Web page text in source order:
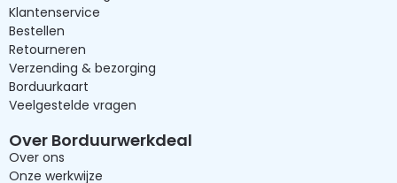
Klantenservice
Bestellen
Retourneren
Verzending & bezorging
Borduurkaart
Veelgestelde vragen
Over Borduurwerkdeal
Over ons
Onze werkwijze